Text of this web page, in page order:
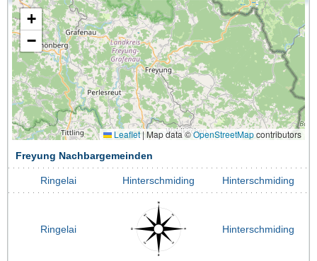
+
−
Leaflet|Map data ©OpenStreetMapcontributors
Freyung Nachbargemeinden
Ringelai Hinterschmiding Hinterschmiding
Ringelai Hinterschmiding